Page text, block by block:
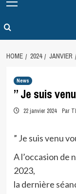
Menu
HOME 2024 JANVIER
News
” Je suis
22 janvier 2024 Par
” Je suis venu
A l’occasion de
2023,
la dernière